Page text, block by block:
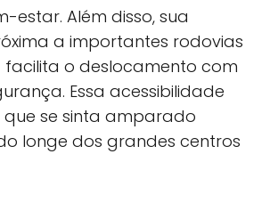
estar. Além disso, sua
a importantes rodovias
facilita o deslocamento com
Essa acessibilidade
se sinta amparado
longe dos grandes centros